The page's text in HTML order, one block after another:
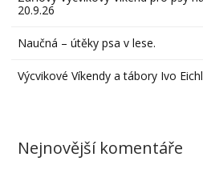
20.9.26
Naučná – útěky psa v lese.
Výcvikové Víkendy a tábory Ivo
Nejnovější komentáře